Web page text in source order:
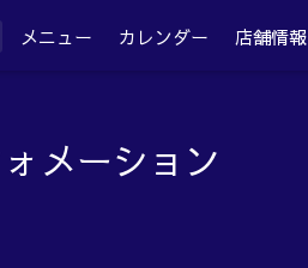
メニュー カレンダー 店舗情報
メーション